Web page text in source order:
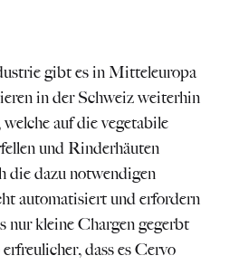
gibt es in Mitteleuropa
in der Schweiz weiterhin
auf die vegetabile
und Rinderhäuten
die dazu notwendigen
automatisiert und erfordern
nur kleine Chargen gegerbt
dass es Cervo